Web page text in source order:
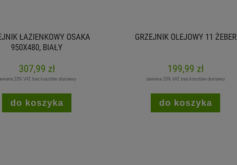
ŁAZIENKOWY OSAKA
950X480, BIAŁY
307,99 zł
23% VAT, bez kosztów dostawy
do koszyka
GRZEJNIK OLEJOWY 11 ŻEBER
199,99 zł
zawiera 23% VAT, bez kosztów dostawy
do koszyka